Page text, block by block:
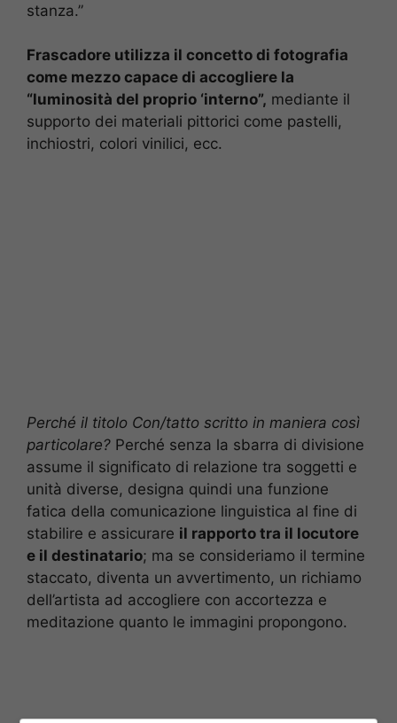
stanza.”
Frascadore utilizza il concetto di fotografia
come mezzo capace di accogliere la
“luminosità del proprio ‘interno”, mediante il
supporto dei materiali pittorici come pastelli,
inchiostri, colori vinilici, ecc.
Perché il titolo Con/tatto scritto in maniera così
particolare? Perché senza la sbarra di divisione
assume il significato di relazione tra soggetti e
unità diverse, designa quindi una funzione
fatica della comunicazione linguistica al fine di
stabilire e assicurare il rapporto tra il locutore
e il destinatario; ma se consideriamo il termine
staccato, diventa un avvertimento, un richiamo
dell’artista ad accogliere con accortezza e
meditazione quanto le immagini propongono.